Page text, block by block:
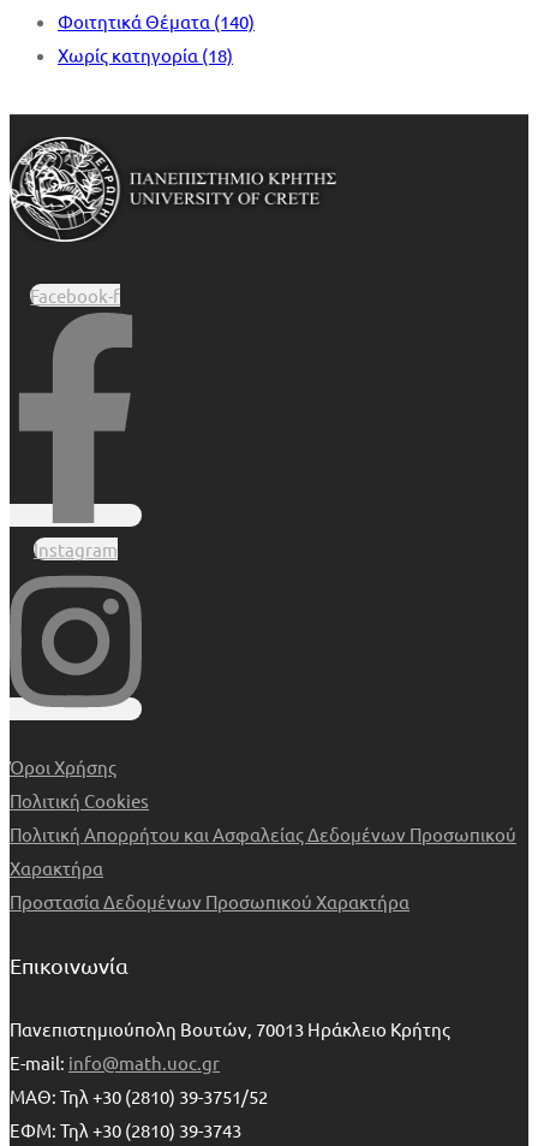
Φοιτητικά Θέματα (140)
Χωρίς κατηγορία (18)
Facebook-f
Instagram
Όροι Χρήσης
Πολιτική Cookies
Πολιτική Απορρήτου και Ασφαλείας Δεδομένων Προσωπικού
Χαρακτήρα
Προστασία Δεδομένων Προσωπικού Χαρακτήρα
Επικοινωνία
Πανεπιστημιούπολη Βουτών, 70013 Ηράκλειο Κρήτης
E-mail: info@math.uoc.gr
ΜΑΘ: Τηλ +30 (2810) 39-3751/52
ΕΦΜ: Τηλ +30 (2810) 39-3743